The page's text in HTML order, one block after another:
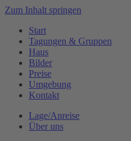
Zum Inhalt springen
Start
Tagungen & Gruppen
Haus
Bilder
Preise
Umgebung
Kontakt
Lage/Anreise
Über uns